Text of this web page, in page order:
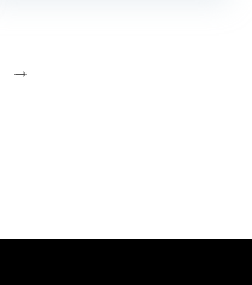
→